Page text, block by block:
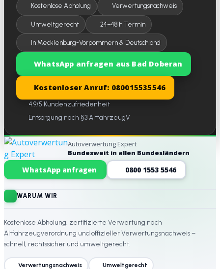
Kostenlose Abholung Verwertungsnachweis
Umweltgerecht 24–48 h Termin
In Mecklenburg-Vorpommern & Deutschland
WhatsApp anfragen aus Bad Doberan
Kostenloser Anruf: 080015535546
4.9/5 Kundenzufriedenheit
Entsorgung nach §3 AltfahrzeugV
Website-Footer
Autoverwertung Expert
Bundesweit in allen Bundesländern
WhatsApp anfragen 0800 1553 5546
WARUM WIR
Kostenlose Abholung, zertifizierte Verwertung nach
Altfahrzeugverordnung und offizieller Verwertungsnachweis –
schnell, rechtssicher und umweltgerecht.
Verwertungsnachweis Umweltgerecht